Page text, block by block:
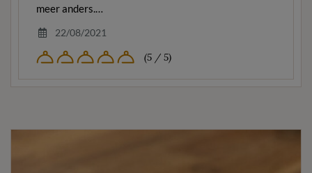
meer anders.…
22/08/2021
(5 / 5)